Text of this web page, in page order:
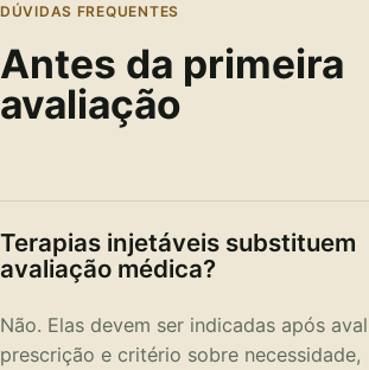
DÚVIDAS FREQUENTES
Antes da primeira
avaliação
Terapias injetáveis substituem
avaliação médica?
Não. Elas devem ser indicadas após
prescrição e critério sobre necessidade,